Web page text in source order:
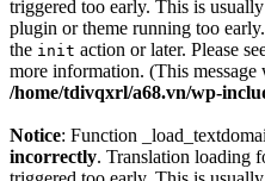
triggered too early. This is
plugin or theme running too
the init action or later. Please
more information. (This
/home/tdivqxrl/a68.vn/wp-
Notice: Function
incorrectly. Translation loading